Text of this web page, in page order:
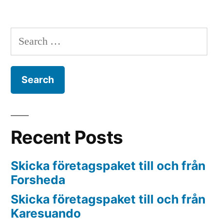
Search
for:
Recent Posts
Skicka företagspaket till och från
Forsheda
Skicka företagspaket till och från
Karesuando